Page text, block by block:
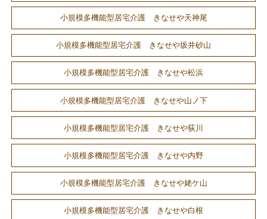
小規模多機能型居宅介護 きなせや天神尾
小規模多機能型居宅介護 きなせや坂井砂山
小規模多機能型居宅介護 きなせや松浜
小規模多機能型居宅介護 きなせや山ノ下
小規模多機能型居宅介護 きなせや荻川
小規模多機能型居宅介護 きなせや内野
小規模多機能型居宅介護 きなせや姥ケ山
小規模多機能型居宅介護 きなせや白根